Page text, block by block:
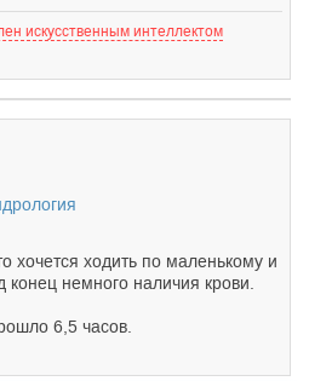
искусственным интеллектом
хочется ходить по маленькому и
конец немного наличия крови.
6,5 часов.